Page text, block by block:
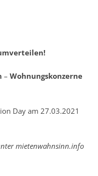
– Wohnungskonzerne
Day am 27.03.2021
mietenwahnsinn.info